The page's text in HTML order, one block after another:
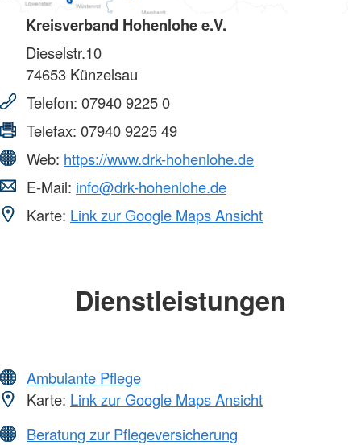
Kreisverband Hohenlohe e.V.
Dieselstr.10
74653 Künzelsau
Telefon: 07940 9225 0
Telefax: 07940 9225 49
Web: https://www.drk-hohenlohe.de
E-Mail: info@drk-hohenlohe.de
Karte: Link zur Google Maps Ansicht
Dienstleistungen
Ambulante Pflege
Karte: Link zur Google Maps Ansicht
Beratung zur Pflegeversicherung